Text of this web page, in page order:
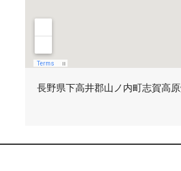
長野県下高井郡山ノ内町志賀高